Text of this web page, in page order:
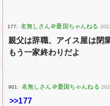
177:
親父は辞職、アイス屋は閉
もう一家終わりだよ
901:
>>177